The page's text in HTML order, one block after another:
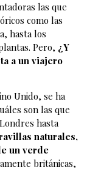
las que
como las
hasta los
Pero, ¿Y
a un viajero
Unido, se ha
son las que
hasta
naturales,
un verde
británicas,